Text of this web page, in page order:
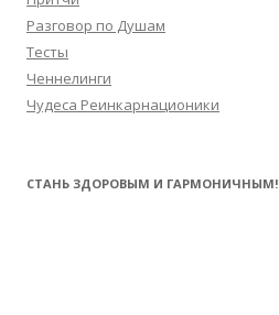
Разговор по Душам
Тесты
Ченнелинги
Чудеса Реинкарнационики
СТАНЬ ЗДОРОВЫМ И ГАРМОНИЧНЫМ!